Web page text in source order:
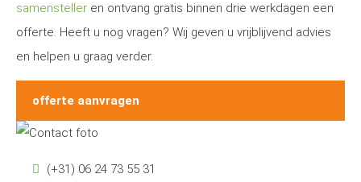
samensteller en ontvang gratis binnen drie werkdagen een
offerte. Heeft u nog vragen? Wij geven u vrijblijvend advies
en helpen u graag verder.
offerte aanvragen
(+31) 06 24 73 55 31